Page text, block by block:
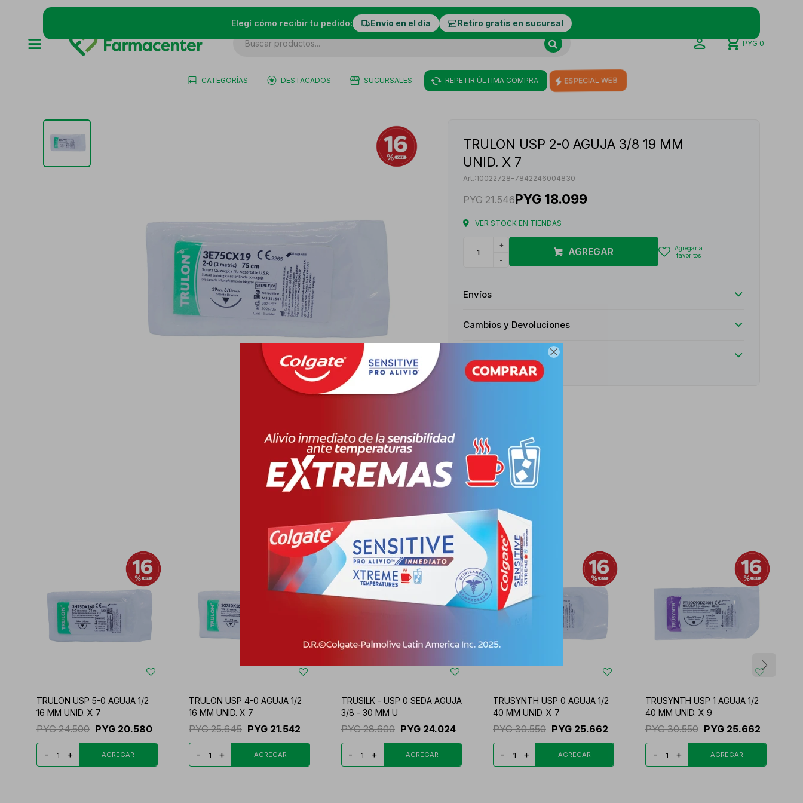

Elegí cómo recibir tu pedido: Envío en el día Retiro gratis en sucursal
CATEGORÍAS DESTACADOS SUCURSALES REPETIR ÚLTIMA COMPRA ESPECIAL WEB
PYG 0
TRULON USP 2-0 AGUJA 3/8 19 MM
UNID. X 7
10022728-7842246004830
PYG 21.546PYG 18.099
VER STOCK EN TIENDAS
+
-
AGREGAR
Envíos
Cambios y Devoluciones
Productos que te pueden interesar
TRULON USP 5-0 AGUJA 1/2
16 MM UNID. X 7
PYG 24.500 PYG 20.580
- +
TRULON USP 4-0 AGUJA 1/2
16 MM UNID. X 7
PYG 25.645 PYG 21.542
- +
TRUSILK - USP 0 SEDA AGUJA
3/8 - 30 MM U
PYG 28.600 PYG 24.024
- +
TRUSYNTH USP 0 AGUJA 1/2
40 MM UNID. X 7
PYG 30.550 PYG 25.662
- +
TRUSYNTH USP 1 AGUJA 1/2
40 MM UNID. X 9
PYG 30.550 PYG 25.662
- +